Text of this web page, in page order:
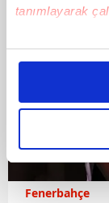
tanımlayarak
Bu çerezlere
daha iyi reklam
amacımızın
olduğunu ve
elimizden
reklamların
kalemimiz
Fenerbahçe